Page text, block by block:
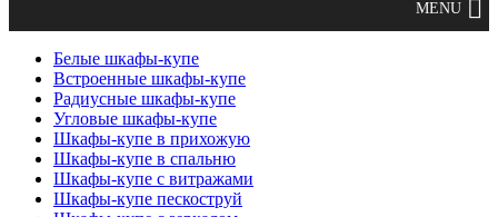
Белые шкафы-купе
Встроенные шкафы-купе
Радиусные шкафы-купе
Угловые шкафы-купе
Шкафы-купе в прихожую
Шкафы-купе в спальню
Шкафы-купе с витражами
Шкафы-купе пескоструй